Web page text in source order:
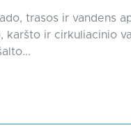
trasos ir vandens
karšto ir cirkuliacinio